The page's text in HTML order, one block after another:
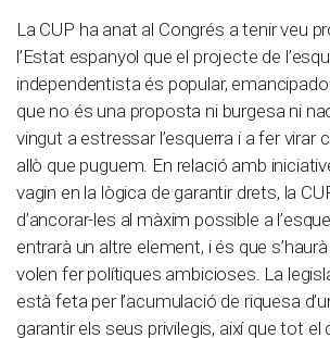
La CUP ha anat al Congrés a tenir veu
l’Estat espanyol que el projecte de
independentista és popular,
que no és una proposta ni burgesa ni
vingut a estressar l’esquerra i a fer virar
allò que puguem. En relació amb
vagin en la lògica de garantir drets, la
d’ancorar-les al màxim possible a
entrarà un altre element, i és que
volen fer polítiques ambicioses. La
està feta per l’acumulació de riquesa
garantir els seus privilegis, així que tot el